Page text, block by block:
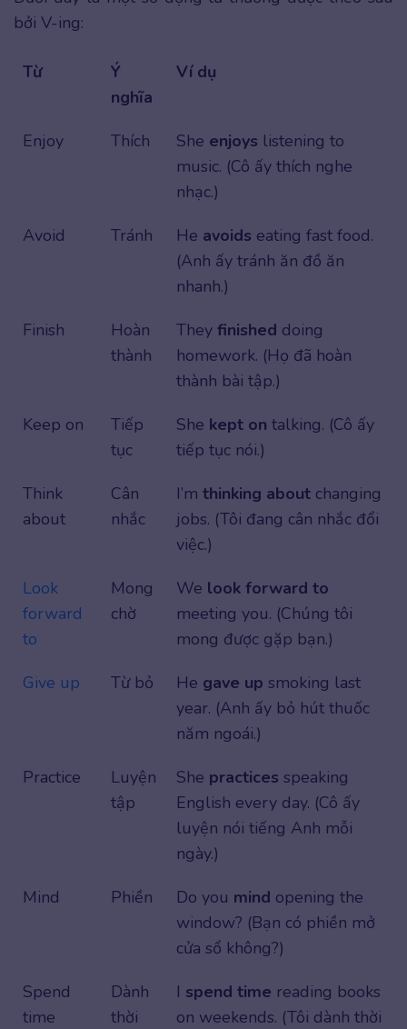
bởi V-ing:
Từ
Ý
nghĩa
Ví dụ
Enjoy Thích She enjoys listening to
music. (Cô ấy thích nghe
nhạc.)
Avoid
Tránh He avoids eating fast food.
(Anh ấy tránh ăn đồ ăn
nhanh.)
Finish
Hoàn
thành
They finished doing
homework. (Họ đã hoàn
thành bài tập.)
Keep on
Tiếp
tục
She kept on talking. (Cô ấy
tiếp tục nói.)
Think
about
Cân
nhắc
I’m thinking about changing
jobs. (Tôi đang cân nhắc đổi
việc.)
Look
forward
to
Mong
chờ
We look forward to
meeting you. (Chúng tôi
mong được gặp bạn.)
Give up
Từ bỏ He gave up smoking last
year. (Anh ấy bỏ hút thuốc
năm ngoái.)
Practice
Luyện
tập
She practices speaking
English every day. (Cô ấy
luyện nói tiếng Anh mỗi
ngày.)
Mind
Phiền Do you mind opening the
window? (Bạn có phiền mở
cửa sổ không?)
Spend
time
Dành
thời
I spend time reading books
on weekends. (Tôi dành thời